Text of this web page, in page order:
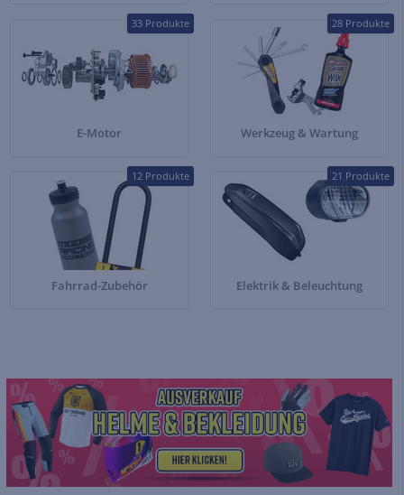
33 Produkte
E-Motor
28 Produkte
Werkzeug & Wartung
12 Produkte
Fahrrad-Zubehör
21 Produkte
Elektrik & Beleuchtung